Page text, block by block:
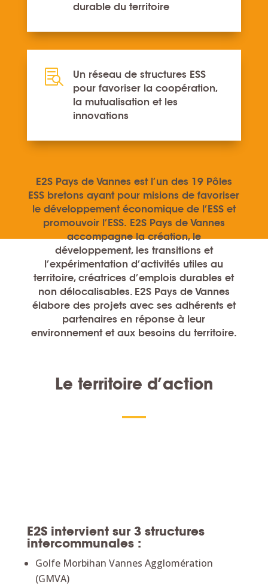
durable du territoire

Un réseau de structures ESS
pour favoriser la coopération,
la mutualisation et les
innovations
E2S Pays de Vannes est l’un des 19 Pôles
ESS bretons ayant pour misions de favoriser
le développement économique de l’ESS et
promouvoir l’ESS. E2S Pays de Vannes
accompagne la création, le
développement, les transitions et
l’expérimentation d’activités utiles au
territoire, créatrices d’emplois durables et
non délocalisables. E2S Pays de Vannes
élabore des projets avec ses adhérents et
partenaires en réponse à leur
environnement et aux besoins du territoire.
Le territoire d’action
E2S intervient sur 3 structures
intercommunales :
Golfe Morbihan Vannes Agglomération
(GMVA)